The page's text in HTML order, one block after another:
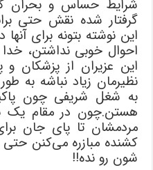
شرایط حساس و بحران
گرفتار شده نقش حتی
این نوشته بتونه برای
احوال خوبی نداشتن، خدا
این عزیران از پزشکان
نظیرمان زیاد نباشه به
به شغل شریفی چون
هستن.چون در مقام یک
مردمشان تا پای جان
کشنده مبازره می‌کنن
شون رو نده!!